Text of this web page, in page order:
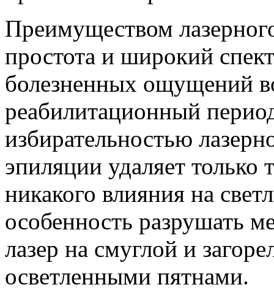
Преимуществом
простота и широкий
болезненных ощущений
реабилитационный
избирательностью
эпиляции удаляет
никакого влияния на
особенность разрушать
лазер на смуглой и
осветленными пятнами.